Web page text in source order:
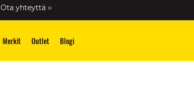
Ota yhteyttä ››
Merkit Outlet Blogi